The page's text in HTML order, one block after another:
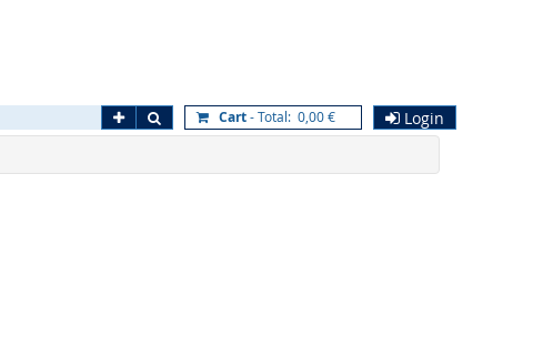
Erweiterte SucheCart- Total: 0,00 € Login